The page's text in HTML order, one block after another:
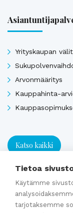
Yrityskaupan
Arvonmääritys
Kauppahinta-
Katso kaikki
Ajankohtaista
Tietoa
Käytämme
tarjotaksemme